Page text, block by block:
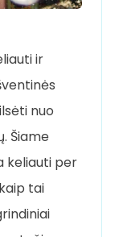
ir
nuo
Šiame
keliauti per
tai